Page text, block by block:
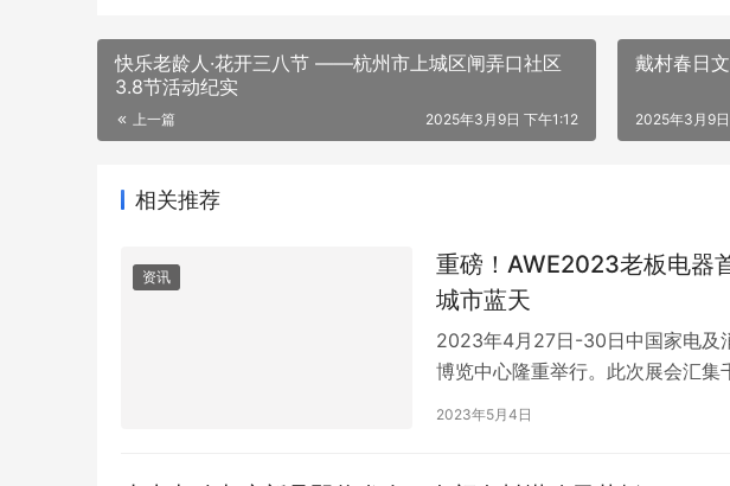
快乐老龄人·花开三八节 ——杭州市上城区闸弄口社区
3.8节活动纪实
上一篇 2025年3月9日 下午1:12
戴村春日
2025年3月9
相关推荐
资讯
重磅！AWE2023老板电器
城市蓝天
2023年4月27日-30日中国家电及
博览中心隆重举行。此次展会汇集
展示来自行业前沿的科技创新成
2023年5月4日